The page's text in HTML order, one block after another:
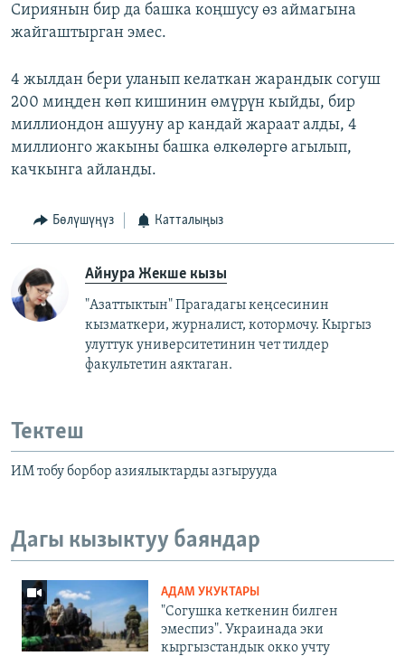
Сириянын бир да башка коңшусу өз аймагына
жайгаштырган эмес.
4 жылдан бери уланып келаткан жарандык согуш
200 миңден көп кишинин өмүрүн кыйды, бир
миллиондон ашууну ар кандай жараат алды, 4
миллионго жакыны башка өлкөлөргө агылып,
качкынга айланды.
Бөлүшүңүз Катталыңыз
Айнура Жекше кызы
"Азаттыктын" Прагадагы кеңсесинин
кызматкери, журналист, котормочу. Кыргыз
улуттук университетинин чет тилдер
факультетин аяктаган.
Тектеш
ИМ тобу борбор азиялыктарды азгырууда
Дагы кызыктуу баяндар
АДАМ УКУКТАРЫ
"Согушка кеткенин билген
эмеспиз". Украинада эки
кыргызстандык окко учту